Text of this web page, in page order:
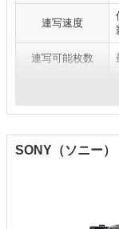
連写速度
連写可能枚数
SONY（ソニー）